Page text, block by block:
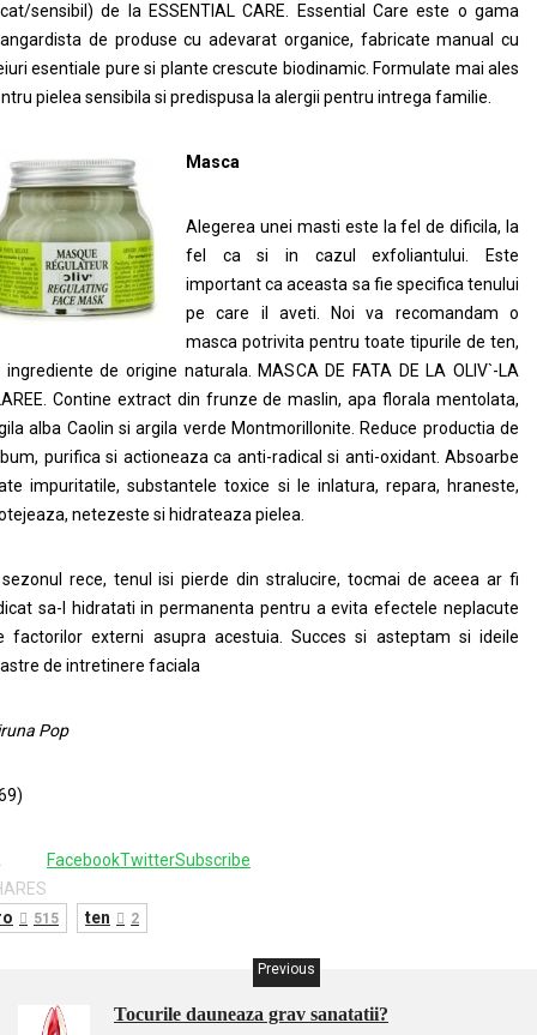
sensibil) de la ESSENTIAL CARE. Essential Care este o gama
de produse cu adevarat organice, fabricate manual cu
esentiale pure si plante crescute biodinamic. Formulate mai ales
pielea sensibila si predispusa la alergii pentru intrega familie.
Masca
Alegerea unei masti este la fel de dificila, la
fel ca si in cazul exfoliantului. Este
important ca aceasta sa fie specifica tenului
pe care il aveti. Noi va recomandam o
masca potrivita pentru toate tipurile de ten,
ingrediente de origine naturala. MASCA DE FATA DE LA OLIV`-LA
Contine extract din frunze de maslin, apa florala mentolata,
alba Caolin si argila verde Montmorillonite. Reduce productia de
purifica si actioneaza ca anti-radical si anti-oxidant. Absoarbe
impuritatile, substantele toxice si le inlatura, repara, hraneste,
netezeste si hidrateaza pielea.
rece, tenul isi pierde din stralucire, tocmai de aceea ar fi
sa-l hidratati in permanenta pentru a evita efectele neplacute
factorilor externi asupra acestuia. Succes si asteptam si ideile
de intretinere faciala
Pop
FacebookTwitterSubscribe
515 ten 2
Previous
Tocurile dauneaza grav sanatatii?